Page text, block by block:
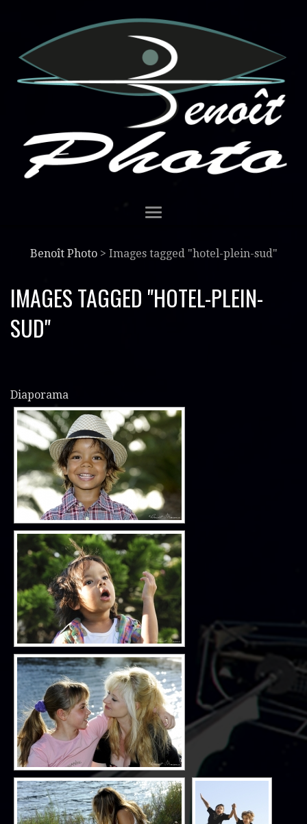
Benoît Photo> Images tagged "hotel-plein-sud"
IMAGES TAGGED "HOTEL-PLEIN-
SUD"
Diaporama